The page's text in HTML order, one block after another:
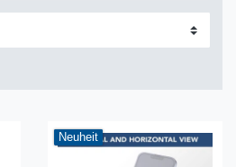
Neuheit